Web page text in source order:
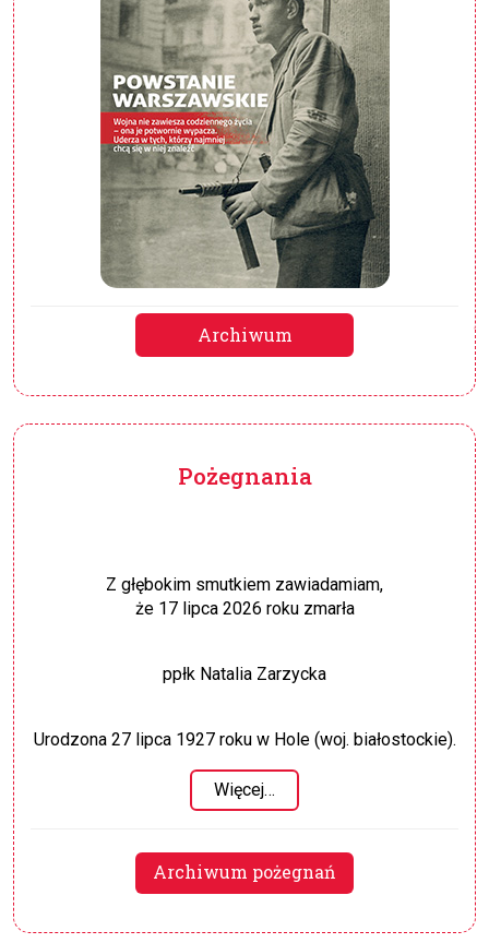
Archiwum
Pożegnania
Z głębokim smutkiem zawiadamiam,
że 17 lipca 2026 roku zmarła
ppłk Natalia Zarzycka
Urodzona 27 lipca 1927 roku w Hole (woj. białostockie).
Więcej…
Archiwum pożegnań